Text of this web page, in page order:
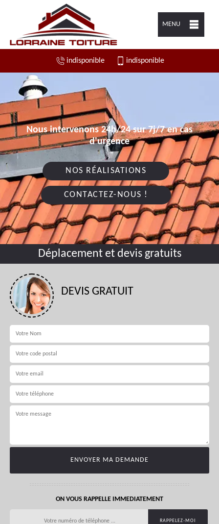
MENU
indisponible indisponible
Nous intervenons 24h/24 sur 7j/7 en cas
d'urgence
NOS RÉALISATIONS
CONTACTEZ-NOUS !
Déplacement et devis gratuits
DEVIS GRATUIT
ON VOUS RAPPELLE IMMEDIATEMENT